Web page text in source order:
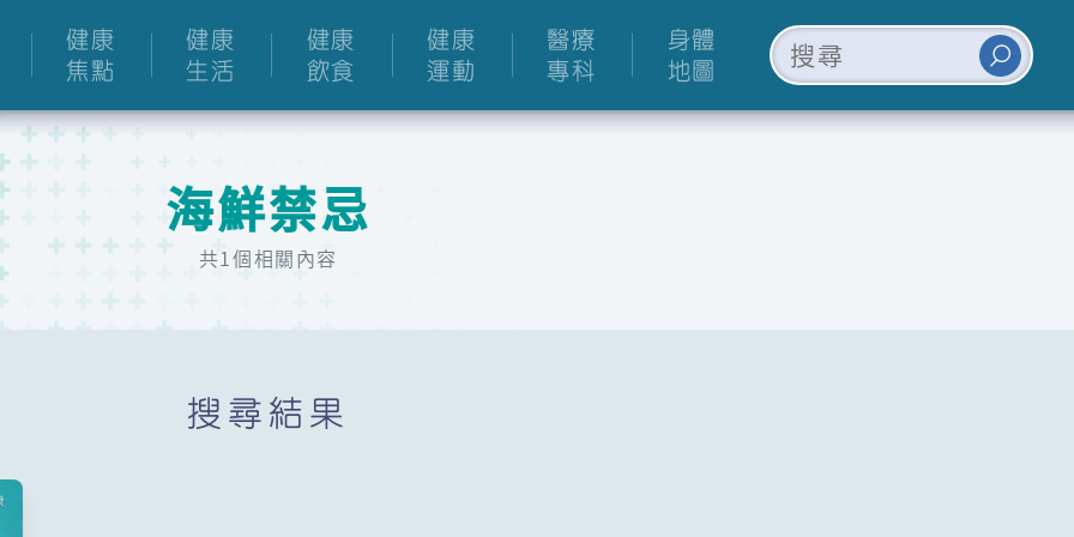
健康
焦點
健康
生活
健康
飲食
健康
運動
醫療
專科
身體
地圖
海鮮禁忌
共1個相關內容
搜尋結果